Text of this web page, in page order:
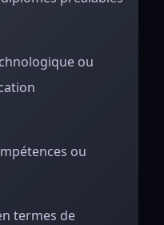
ou
ou
termes de